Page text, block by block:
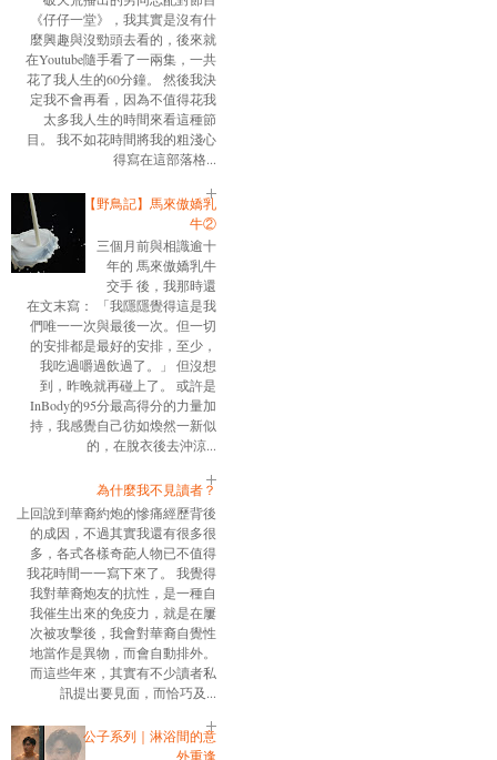
《仔仔一堂》，我其實是沒有什
麼興趣與沒勁頭去看的，後來就
在Youtube隨手看了一兩集，一共
花了我人生的60分鐘。 然後我決
定我不會再看，因為不值得花我
太多我人生的時間來看這種節
目。 我不如花時間將我的粗淺心
得寫在這部落格...
【野鳥記】馬來傲嬌乳
牛②
三個月前與相識逾十
年的 馬來傲嬌乳牛
交手 後，我那時還
在文末寫： 「我隱隱覺得這是我
們唯一一次與最後一次。但一切
的安排都是最好的安排，至少，
我吃過嚼過飲過了。」 但沒想
到，昨晚就再碰上了。 或許是
InBody的95分最高得分的力量加
持，我感覺自己彷如煥然一新似
的，在脫衣後去沖涼...
為什麼我不見讀者？
上回說到華裔約炮的慘痛經歷背後
的成因，不過其實我還有很多很
多，各式各樣奇葩人物已不值得
我花時間一一寫下來了。 我覺得
我對華裔炮友的抗性，是一種自
我催生出來的免疫力，就是在屢
次被攻擊後，我會對華裔自覺性
地當作是異物，而會自動排外。
而這些年來，其實有不少讀者私
訊提出要見面，而恰巧及...
公子系列｜淋浴間的意
外重逢